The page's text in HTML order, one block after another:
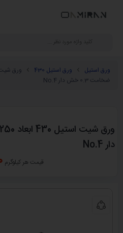
ورق استیل ورق استیل 430
ضخامت 0.3 خش دار No.4
دار No.4
قیمت هر کیلوگرم